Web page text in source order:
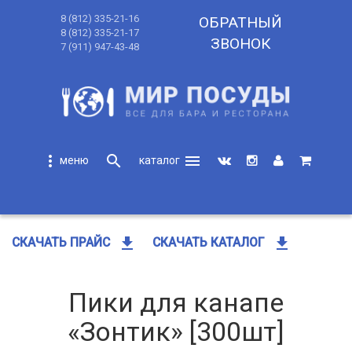
8 (812) 335-21-16
8 (812) 335-21-17
7 (911) 947-43-48
ОБРАТНЫЙ
ЗВОНОК
more_vert search
menu
СКАЧАТЬ ПРАЙС get_app СКАЧАТЬ КАТАЛОГ get_app
Пики для канапе
«Зонтик» [300шт]